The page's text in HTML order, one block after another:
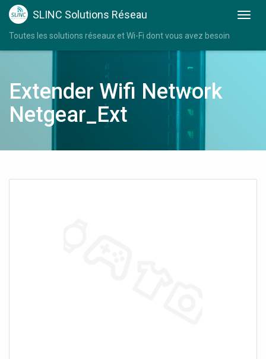
SLINC Solutions Réseau
Toutes les solutions réseaux et Wi-Fi dont vous avez besoin
Extender Wifi Network
Netgear_Ext